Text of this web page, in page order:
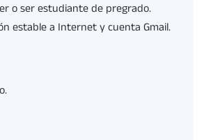
o ser estudiante de pregrado.
estable a Internet y cuenta Gmail.